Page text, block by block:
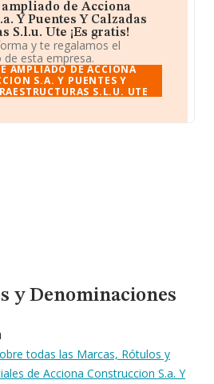
de Acciona
Y Puentes Y Calzadas
S.l.u. Ute ¡Es gratis!
y te regalamos el
esta empresa.
AMPLIADO DE ACCIONA
S.A. Y PUENTES Y
S.L.U. UTE
Comerciales
y Denominaciones
todas las Marcas, Rótulos y
de Acciona Construccion S.a. Y